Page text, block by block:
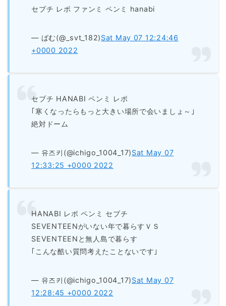
セブチ レポ ファンミ ペンミ hanabi
— ぱむ(@_svt_182)Sat May 07 12:24:46
+0000 2022
セブチ HANABI ペンミ レポ
｢寒くなったらもっと大きい場所で会いましょ～｣
絶対ドーム
— 유즈키(@ichigo_1004_17)Sat May 07
12:33:25 +0000 2022
HANABI レポ ペンミ セブチ
SEVENTEENがいない年で暮らすＶＳ
SEVENTEENと無人島で暮らす
｢こんな酷い質問考えたことないです｣
— 유즈키(@ichigo_1004_17)Sat May 07
12:28:45 +0000 2022